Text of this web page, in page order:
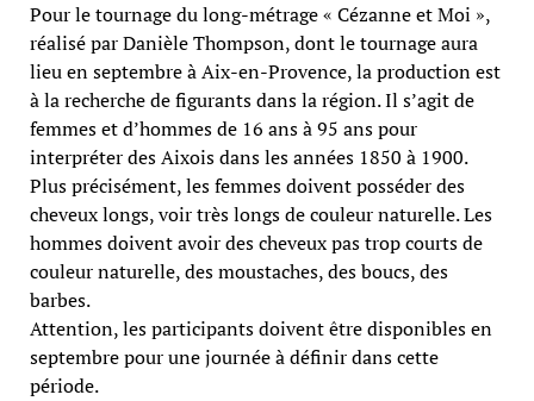
Pour le tournage du long-métrage « Cézanne et Moi »,
réalisé par Danièle Thompson, dont le tournage aura
lieu en septembre à Aix-en-Provence, la production est
à la recherche de figurants dans la région. Il s’agit de
femmes et d’hommes de 16 ans à 95 ans pour
interpréter des Aixois dans les années 1850 à 1900.
Plus précisément, les femmes doivent posséder des
cheveux longs, voir très longs de couleur naturelle. Les
hommes doivent avoir des cheveux pas trop courts de
couleur naturelle, des moustaches, des boucs, des
barbes.
Attention, les participants doivent être disponibles en
septembre pour une journée à définir dans cette
période.